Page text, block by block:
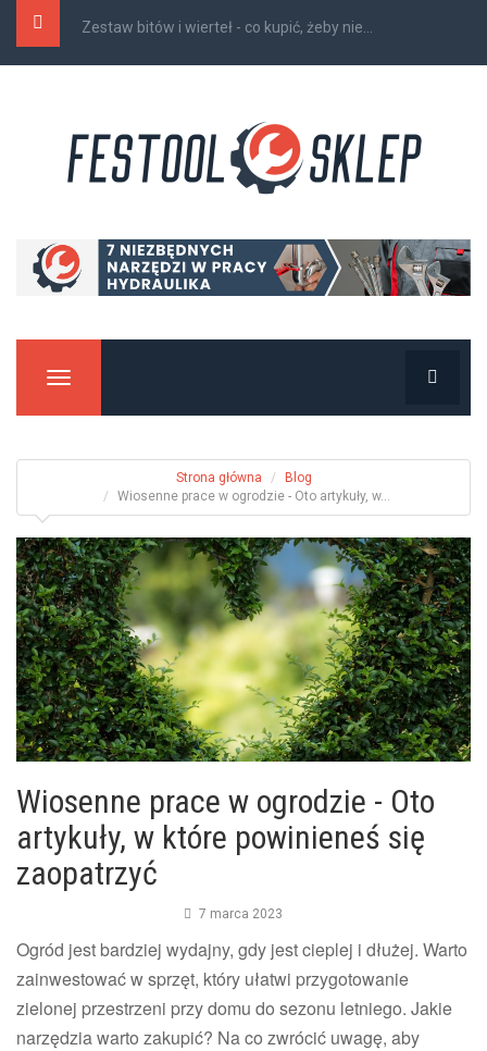
Zestaw bitów i wierteł - co kupić, żeby nie...
Manu
Strona główna
Blog
Wiosenne prace w ogrodzie - Oto artykuły, w...
Wiosenne prace w ogrodzie - Oto
artykuły, w które powinieneś się
zaopatrzyć
7 marca 2023
Ogród jest bardziej wydajny, gdy jest cieplej i dłużej. Warto
zainwestować w sprzęt, który ułatwi przygotowanie
zielonej przestrzeni przy domu do sezonu letniego. Jakie
narzędzia warto zakupić? Na co zwrócić uwagę, aby